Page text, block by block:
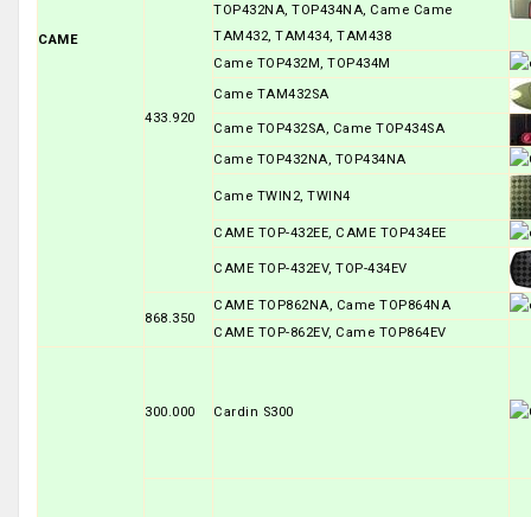
CAME
433.920
TOP432NA, TOP434NA, Came Came
TAM432, TAM434, TAM438
Came TOP432M, TOP434M
Came TAM432SA
Came TOP432SA, Came TOP434SA
Came TOP432NA, TOP434NA
Came TWIN2, TWIN4
CAME TOP-432EE, CAME TOP434EE
CAME TOP-432EV, TOP-434EV
868.350
CAME TOP862NA, Came TOP864NA
CAME TOP-862EV, Came TOP864EV
300.000 Cardin S300